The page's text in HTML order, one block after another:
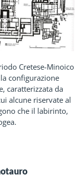
Cretese-Minoico
configurazione
caratterizzata da
alcune riservate al
che il labirinto,